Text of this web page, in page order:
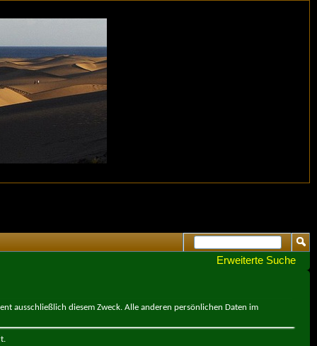
Erweiterte Suche
ausschließlich diesem Zweck. Alle anderen persönlichen Daten im